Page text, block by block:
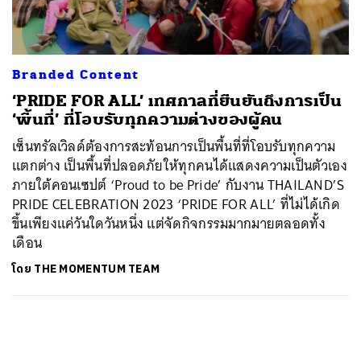
Branded Content
‘PRIDE FOR ALL’ เทศกาลที่ยืนยันถึงการเป็น
‘พื้นที่’ ที่โอบรับทุกความต่างของผู้คน
เซ็นทรัลเวิลด์ต้องการสะท้อนการเป็นพื้นที่ที่โอบรับทุกความ
แตกต่าง เป็นพื้นที่ปลอดภัยให้ทุกคนได้แสดงความเป็นตัวเอง
ภายใต้คอนเซปต์ ‘Proud to be Pride’ กับงาน THAILAND’S
PRIDE CELEBRATION 2023 ‘PRIDE FOR ALL’ ที่ไม่ได้เกิด
ขึ้นเพียงแค่วันใดวันหนึ่ง แต่จัดกิจกรรมมากมายตลอดทั้ง
เดือน
โดย THE MOMENTUM TEAM
ค้นหา
SHARE TWEET